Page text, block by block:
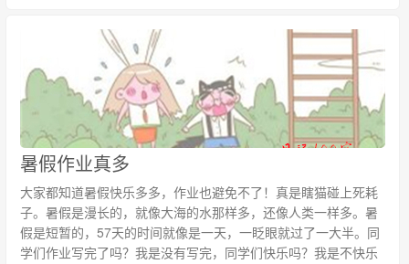
暑假作业真多
大家都知道暑假快乐多多，作业也避免不了！真是瞎猫碰上死耗
子。暑假是漫长的，就像大海的水那样多，还像人类一样多。暑
假是短暂的，57天的时间就像是一天，一眨眼就过了一大半。同
学们作业写完了吗？我是没有写完，同学们快乐吗？我是不快乐